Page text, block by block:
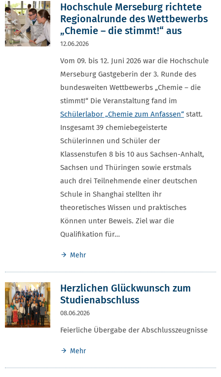
Hochschule Merseburg richtete
Regionalrunde des Wettbewerbs
„Chemie – die stimmt!“ aus
12.06.2026
Vom 09. bis 12. Juni 2026 war die Hochschule
Merseburg Gastgeberin der 3. Runde des
bundesweiten Wettbewerbs „Chemie – die
stimmt!“ Die Veranstaltung fand im
Schülerlabor „Chemie zum Anfassen“ statt.
Insgesamt 39 chemiebegeisterte
Schülerinnen und Schüler der
Klassenstufen 8 bis 10 aus Sachsen-Anhalt,
Sachsen und Thüringen sowie erstmals
auch drei Teilnehmende einer deutschen
Schule in Shanghai stellten ihr
theoretisches Wissen und praktisches
Können unter Beweis. Ziel war die
Qualifikation für…
Mehr
Herzlichen Glückwunsch zum
Studienabschluss
08.06.2026
Feierliche Übergabe der Abschlusszeugnisse
Mehr